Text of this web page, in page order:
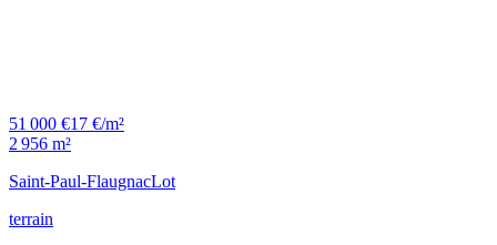
51 000 €17 €/m²
2 956 m²
Saint-Paul-FlaugnacLot
terrain